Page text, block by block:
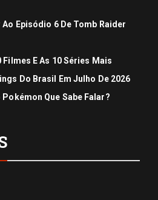
Episódio 6 De Tomb Raider
Filmes E As 10 Séries Mais
Do Brasil Em Julho De 2026
Pokémon Que Sabe Falar?